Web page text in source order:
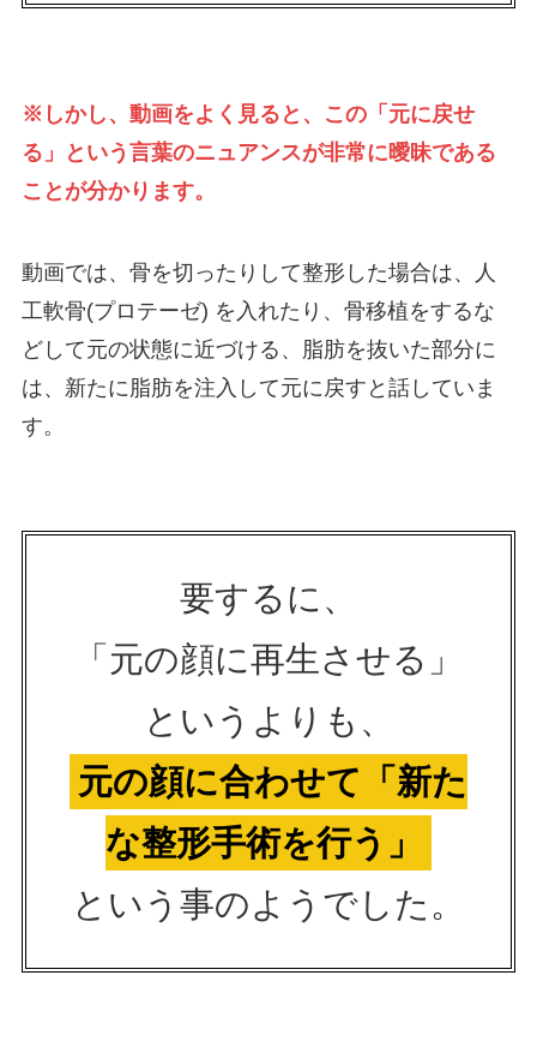
※しかし、動画をよく見ると、この「元に戻せ
る」という言葉のニュアンスが非常に曖昧である
ことが分かります。
動画では、骨を切ったりして整形した場合は、人
工軟骨(プロテーゼ) を入れたり、骨移植をするな
どして元の状態に近づける、脂肪を抜いた部分に
は、新たに脂肪を注入して元に戻すと話していま
す。
要するに、
「元の顔に再生させる」
というよりも、
元の顔に合わせて「新た
な整形手術を行う」
という事のようでした。